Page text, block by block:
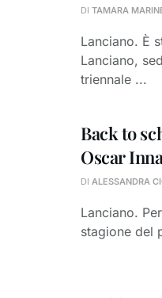
DI TAMARA
Lanciano. È
Lanciano,
triennale ...
Back to
Oscar
DI ALESSANDRA
Lanciano.
stagione del